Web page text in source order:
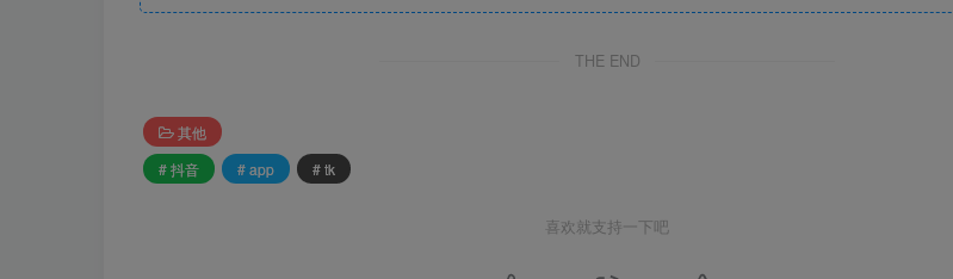
THE END
其他
# 抖音
# app # tk
喜欢就支持一下吧